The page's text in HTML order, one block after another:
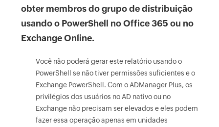
obter membros do grupo de distribuição
usando o PowerShell no Office 365 ou no
Exchange Online.
Você não poderá gerar este relatório usando o
PowerShell se não tiver permissões suficientes e o
Exchange PowerShell. Com o ADManager Plus, os
privilégios dos usuários no AD nativo ou no
Exchange não precisam ser elevados e eles podem
fazer essa operação apenas em unidades